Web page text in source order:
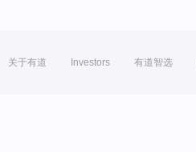
关于有道 Investors 有道智选